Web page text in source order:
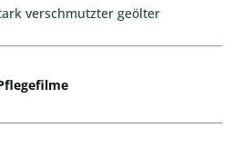
verschmutzter geölter